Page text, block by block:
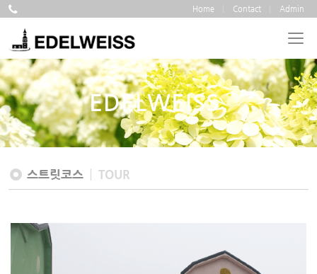
Home Contact Admin
EDELWEISS
스트릿코스 TOUR